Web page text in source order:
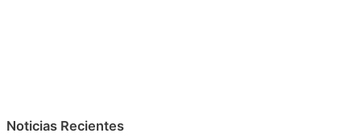
Noticias Recientes